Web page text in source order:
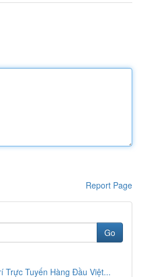
Report Page
Go
Trực Tuyến Hàng Đầu Việt...